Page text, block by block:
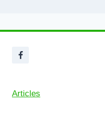
Articles